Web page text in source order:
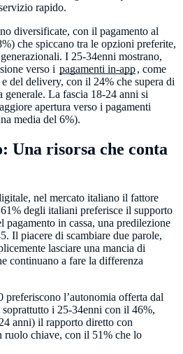
rapido.
diversificate, con il pagamento al
che spiccano tra le opzioni preferite,
I 25-34enni mostrano,
verso i pagamenti in-app, come
del delivery, con il 24% che supera di
generale. La fascia 18-24 anni si
apertura verso i pagamenti
media del 6%).
Una risorsa che conta
nel mercato italiano il fattore
degli italiani preferisce il supporto
pagamento in cassa, una predilezione
Il piacere di scambiare due parole,
lasciare una mancia di
continuano a fare la differenza
preferiscono l’autonomia offerta dal
i 25-34enni con il 46%,
anni) il rapporto diretto con
ruolo chiave, con il 51% che lo